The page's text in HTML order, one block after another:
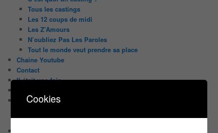
Tous les castings
Les 12 coups de midi
Les Z’Amours
N’oubliez Pas Les Paroles
Tout le monde veut prendre sa place
Chaine Youtube
Contact
Il était une fois ….
Le trombinoscope des Joueurs
Serge le candidat qui a peur du noir.
Cookies